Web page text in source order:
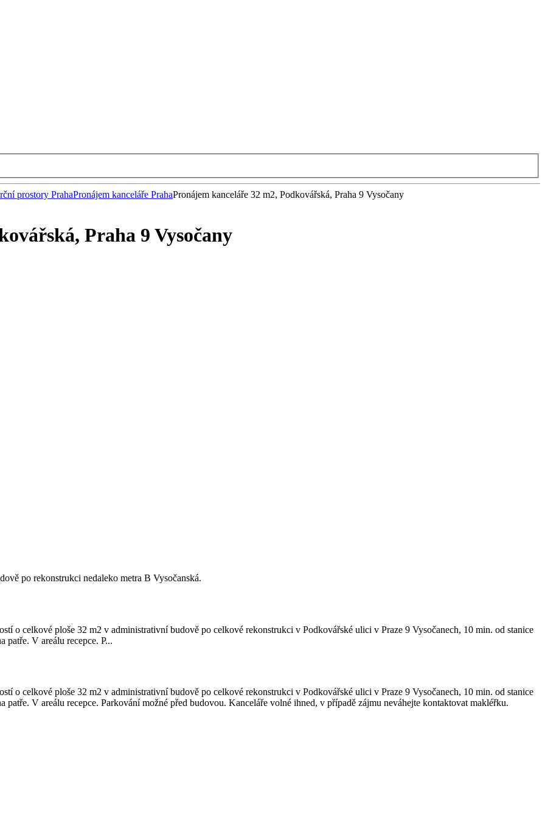
prostory PrahaPronájem kanceláře PrahaPronájem kanceláře 32 m2, Podkovářská, Praha 9 Vysočany
Praha 9 Vysočany
po rekonstrukci nedaleko metra B Vysočanská.
o celkové ploše 32 m2 v administrativní budově po celkové rekonstrukci v Podkovářské ulici v Praze 9 Vysočanech, 10 min. od stanice
patře. V areálu recepce. P...
o celkové ploše 32 m2 v administrativní budově po celkové rekonstrukci v Podkovářské ulici v Praze 9 Vysočanech, 10 min. od stanice
patře. V areálu recepce. Parkování možné před budovou. Kanceláře volné ihned, v případě zájmu neváhejte kontaktovat makléřku.